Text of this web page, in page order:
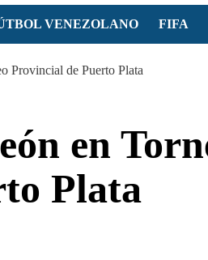
VENEZOLANO FIFA
Provincial de Puerto Plata
en
Plata